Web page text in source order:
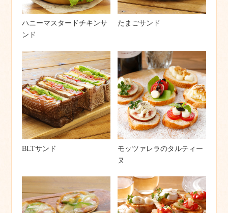
ハニーマスタードチキンサ
ンド
たまごサンド
BLTサンド
モッツァレラのタルティー
ヌ